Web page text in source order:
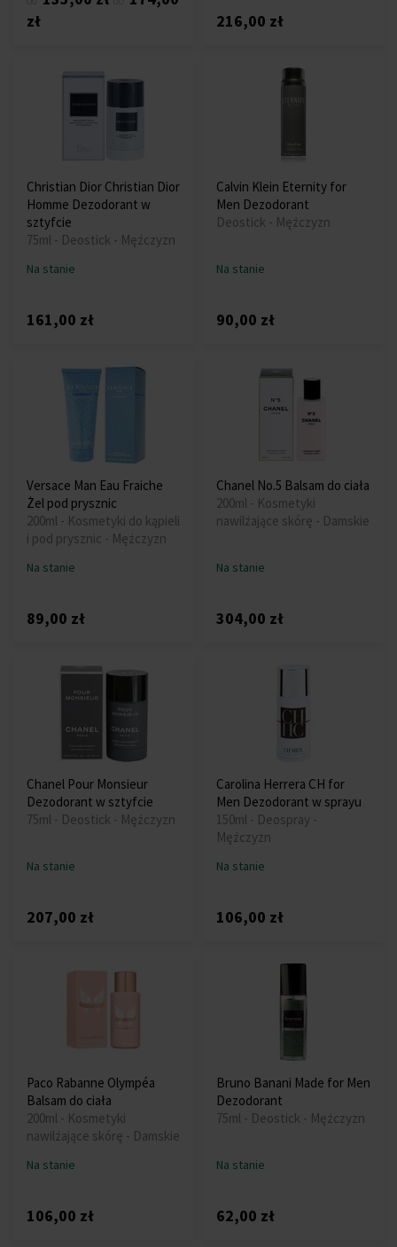
zł
216,00 zł
Christian Dior Christian Dior
Homme Dezodorant w
sztyfcie
75ml - Deostick - Mężczyzn
Na stanie
161,00 zł
Calvin Klein Eternity for
Men Dezodorant
Deostick - Mężczyzn
Na stanie
90,00 zł
Versace Man Eau Fraiche
Żel pod prysznic
200ml - Kosmetyki do kąpieli
i pod prysznic - Mężczyzn
Na stanie
89,00 zł
Chanel No.5 Balsam do ciała
200ml - Kosmetyki
nawilżające skórę - Damskie
Na stanie
304,00 zł
Chanel Pour Monsieur
Dezodorant w sztyfcie
75ml - Deostick - Mężczyzn
Na stanie
207,00 zł
Carolina Herrera CH for
Men Dezodorant w sprayu
150ml - Deospray -
Mężczyzn
Na stanie
106,00 zł
Paco Rabanne Olympéa
Balsam do ciała
200ml - Kosmetyki
nawilżające skórę - Damskie
Na stanie
106,00 zł
Bruno Banani Made for Men
Dezodorant
75ml - Deostick - Mężczyzn
Na stanie
62,00 zł